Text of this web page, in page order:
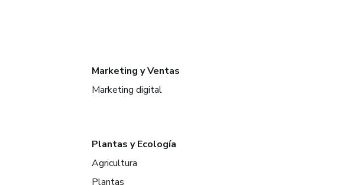
Marketing y Ventas
Marketing digital
Plantas y Ecología
Agricultura
Plantas